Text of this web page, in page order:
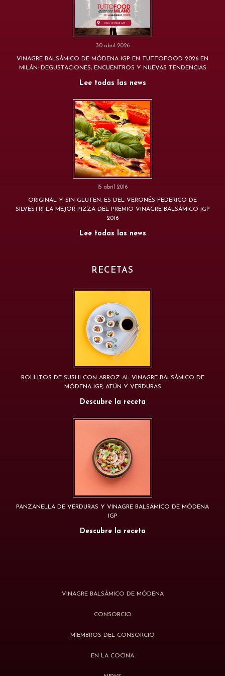
30 abril 2026
VINAGRE BALSÁMICO DE MÓDENA IGP EN TUTTOFOOD 2026 EN
MILÁN: DEGUSTACIONES, ENCUENTROS Y NUEVAS TENDENCIAS
Lee todas las news
15 abril 2016
ORIGINAL Y SIN GLUTEN: ES DEL VERONÉS FEDERICO DE
SILVESTRI LA MEJOR PIZZA DEL PREMIO VINAGRE BALSÁMICO IGP
2016
Lee todas las news
RECETAS
ROLLITOS DE SUSHI CON ARROZ AL VINAGRE BALSÁMICO DE
MÓDENA IGP, ATÚN Y VERDURAS
Descubre la receta
PANZANELLA DE VERDURAS Y VINAGRE BALSÁMICO DE MÓDENA
IGP
Descubre la receta
VINAGRE BALSÁMICO DE MÓDENA
CONSORCIO
MIEMBROS DEL CONSORCIO
EN LA COCINA